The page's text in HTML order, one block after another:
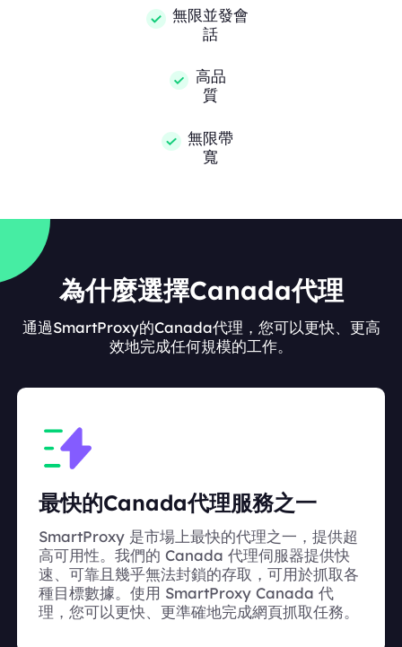
無限並發會
話
高品
質
無限帶
寬
為什麼選擇Canada代理
通過SmartProxy的Canada代理，您可以更快、更高
效地完成任何規模的工作。
最快的Canada代理服務之一
SmartProxy 是市場上最快的代理之一，提供超
高可用性。我們的 Canada 代理伺服器提供快
速、可靠且幾乎無法封鎖的存取，可用於抓取各
種目標數據。使用 SmartProxy Canada 代
理，您可以更快、更準確地完成網頁抓取任務。